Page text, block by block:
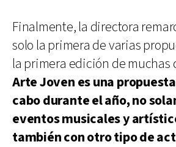
Finalmente, la directora
solo la primera de varias
la primera edición de muchas
Arte Joven es una
cabo durante el año, no
eventos musicales y
también con otro tipo de